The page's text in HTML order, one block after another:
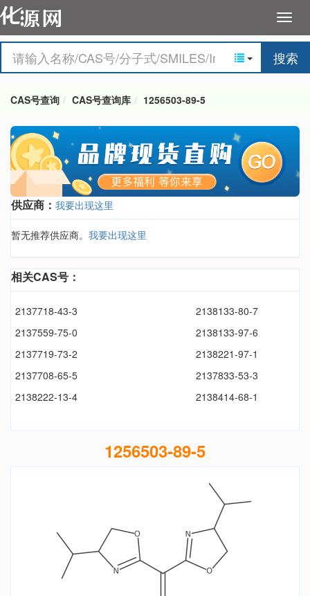
搜索
CAS号查询 CAS号查询库 1256503-89-5
供应商： 我要出现这里
暂无推荐供应商。 我要出现这里
相关CAS号：
2137718-43-3
2138133-80-7
2137559-75-0
2138133-97-6
2137719-73-2
2138221-97-1
2137708-65-5
2137833-53-3
2138222-13-4
2138414-68-1
1256503-89-5